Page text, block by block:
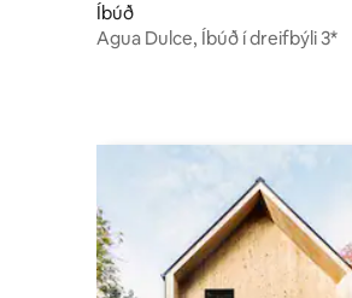
Íbúð
Agua Dulce, Íbúð í dreifbýli 3*